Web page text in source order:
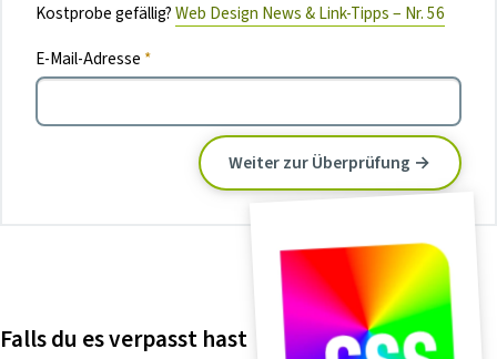
Kostprobe gefällig?Web Design News & Link-Tipps – Nr. 56
E-Mail-Adresse *
Falls du es verpasst hast